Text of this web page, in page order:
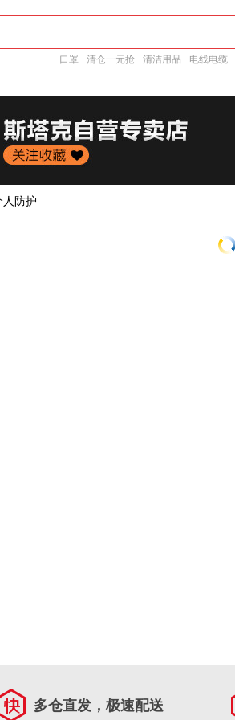
口罩 清仓一元抢 清洁用品 电线电缆
人防护
多仓直发，极速配送